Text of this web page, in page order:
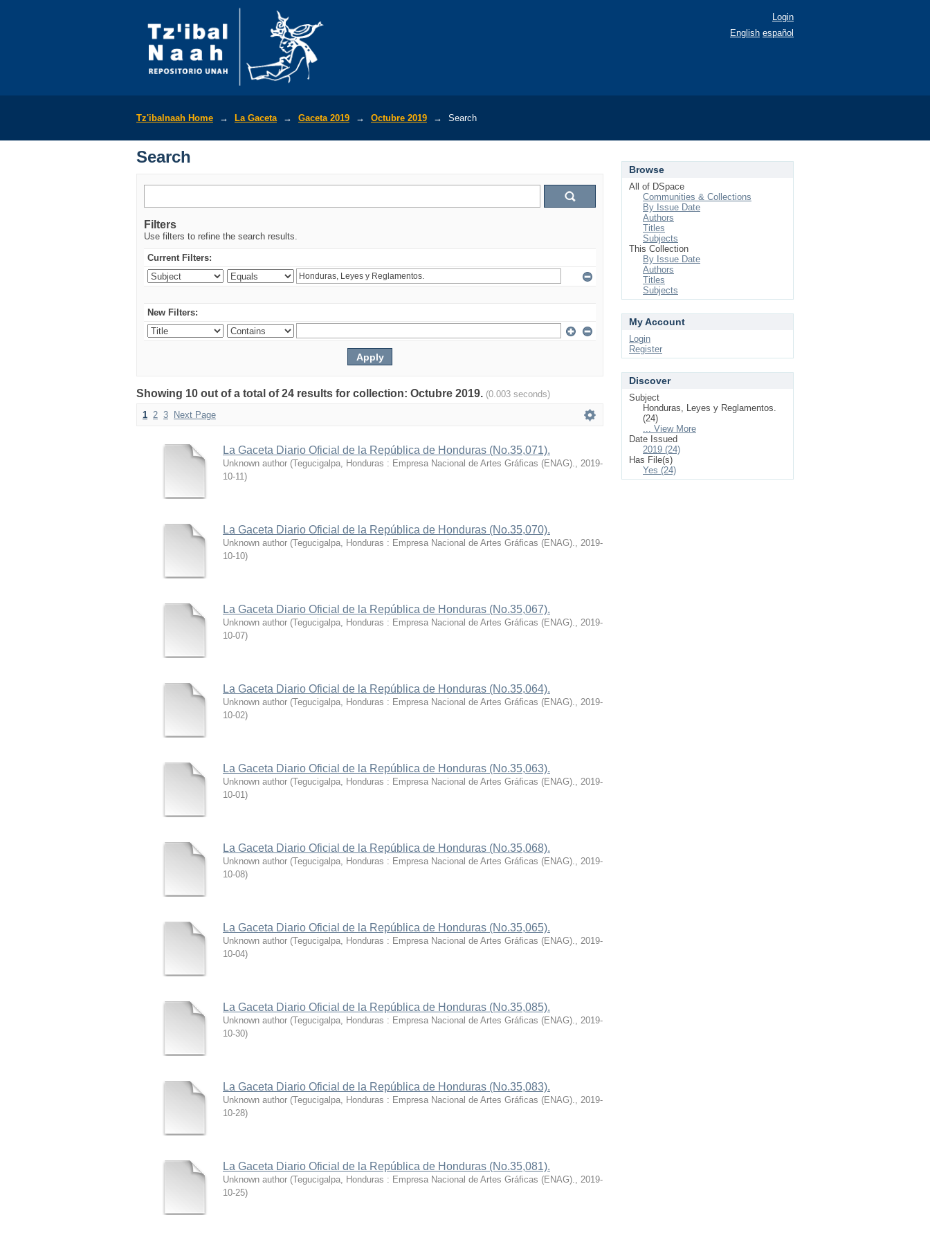
Login
English español
Tz'ibalnaah Home → La Gaceta → Gaceta 2019 → Octubre 2019 → Search
Search
Filters
Use filters to refine the search results.
Current Filters:
New Filters:
Showing 10 out of a total of 24 results for collection: Octubre 2019. (0.003 seconds)
1 2 3 Next Page
La Gaceta Diario Oficial de la República de Honduras (No.35,071).
Unknown author (Tegucigalpa, Honduras : Empresa Nacional de Artes Gráficas (ENAG)., 2019-
10-11)
La Gaceta Diario Oficial de la República de Honduras (No.35,070).
Unknown author (Tegucigalpa, Honduras : Empresa Nacional de Artes Gráficas (ENAG)., 2019-
10-10)
La Gaceta Diario Oficial de la República de Honduras (No.35,067).
Unknown author (Tegucigalpa, Honduras : Empresa Nacional de Artes Gráficas (ENAG)., 2019-
10-07)
La Gaceta Diario Oficial de la República de Honduras (No.35,064).
Unknown author (Tegucigalpa, Honduras : Empresa Nacional de Artes Gráficas (ENAG)., 2019-
10-02)
La Gaceta Diario Oficial de la República de Honduras (No.35,063).
Unknown author (Tegucigalpa, Honduras : Empresa Nacional de Artes Gráficas (ENAG)., 2019-
10-01)
La Gaceta Diario Oficial de la República de Honduras (No.35,068).
Unknown author (Tegucigalpa, Honduras : Empresa Nacional de Artes Gráficas (ENAG)., 2019-
10-08)
La Gaceta Diario Oficial de la República de Honduras (No.35,065).
Unknown author (Tegucigalpa, Honduras : Empresa Nacional de Artes Gráficas (ENAG)., 2019-
10-04)
La Gaceta Diario Oficial de la República de Honduras (No.35,085).
Unknown author (Tegucigalpa, Honduras : Empresa Nacional de Artes Gráficas (ENAG)., 2019-
10-30)
La Gaceta Diario Oficial de la República de Honduras (No.35,083).
Unknown author (Tegucigalpa, Honduras : Empresa Nacional de Artes Gráficas (ENAG)., 2019-
10-28)
La Gaceta Diario Oficial de la República de Honduras (No.35,081).
Unknown author (Tegucigalpa, Honduras : Empresa Nacional de Artes Gráficas (ENAG)., 2019-
10-25)
Browse
All of DSpace
Communities & Collections
By Issue Date
Authors
Titles
Subjects
This Collection
By Issue Date
Authors
Titles
Subjects
My Account
Login
Register
Discover
Subject
Honduras, Leyes y Reglamentos.
(24)
... View More
Date Issued
2019 (24)
Has File(s)
Yes (24)